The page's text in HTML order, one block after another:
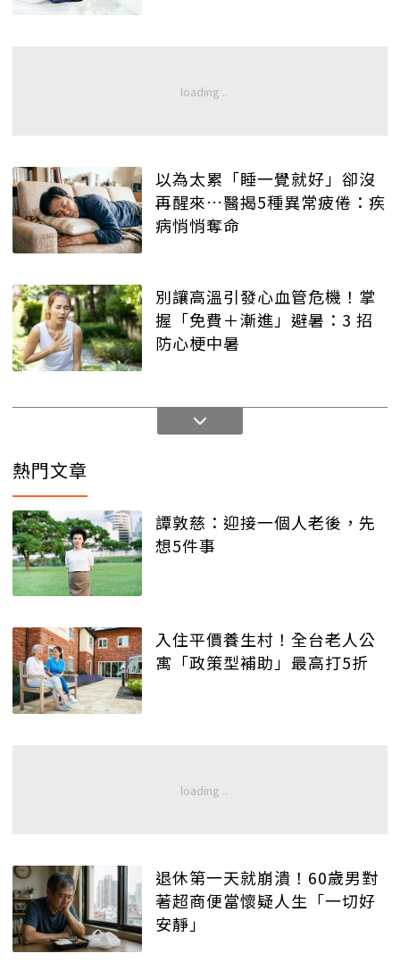
以為太累「睡一覺就好」卻沒
再醒來…醫揭5種異常疲倦：疾
病悄悄奪命
別讓高溫引發心血管危機！掌
握「免費＋漸進」避暑：3 招
防心梗中暑
熱門文章
譚敦慈：迎接一個人老後，先
想5件事
入住平價養生村！全台老人公
寓「政策型補助」最高打5折
退休第一天就崩潰！60歲男對
著超商便當懷疑人生「一切好
安靜」